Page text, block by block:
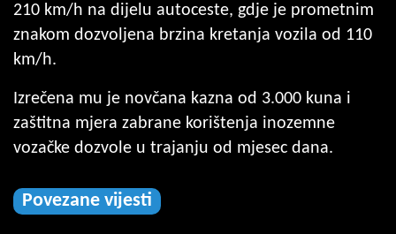
210 km/h na dijelu autoceste, gdje je prometnim
znakom dozvoljena brzina kretanja vozila od 110
km/h.
Izrečena mu je novčana kazna od 3.000 kuna i
zaštitna mjera zabrane korištenja inozemne
vozačke dozvole u trajanju od mjesec dana.
Povezane vijesti